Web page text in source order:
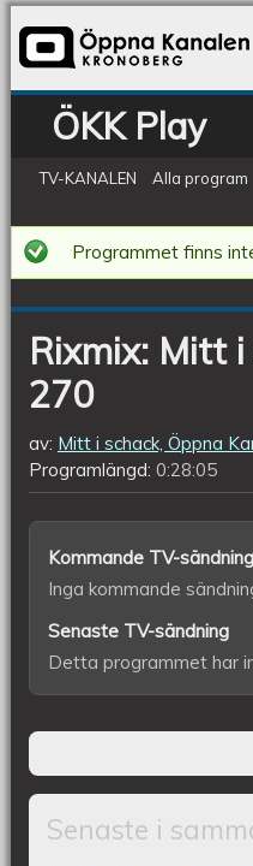
ÖKK Play
TV-KANALEN Alla program
Rixmix:
Mitt
i
schack,
avsnitt
270
Programmet finns
Rixmix: Mitt
270
av: Mitt i schack, Öppna
Programlängd: 0:28:05
Kommande TV-
Inga kommande
Senaste TV-sändning
Detta programmet har
Senaste i